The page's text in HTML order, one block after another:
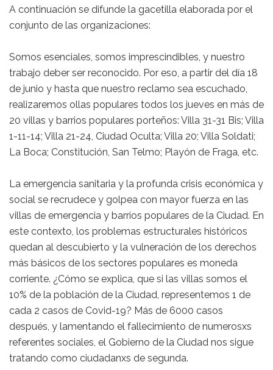
A continuación se difunde la gacetilla elaborada por el
conjunto de las organizaciones:
Somos esenciales, somos imprescindibles, y nuestro
trabajo deber ser reconocido. Por eso, a partir del día 18
de junio y hasta que nuestro reclamo sea escuchado,
realizaremos ollas populares todos los jueves en más de
20 villas y barrios populares porteños: Villa 31-31 Bis; Villa
1-11-14; Villa 21-24, Ciudad Oculta; Villa 20; Villa Soldati;
La Boca; Constitución, San Telmo; Playón de Fraga, etc.
La emergencia sanitaria y la profunda crisis económica y
social se recrudece y golpea con mayor fuerza en las
villas de emergencia y barrios populares de la Ciudad. En
este contexto, los problemas estructurales históricos
quedan al descubierto y la vulneración de los derechos
más básicos de los sectores populares es moneda
corriente. ¿Cómo se explica, que si las villas somos el
10% de la población de la Ciudad, representemos 1 de
cada 2 casos de Covid-19? Más de 6000 casos
después, y lamentando el fallecimiento de numerosxs
referentes sociales, el Gobierno de la Ciudad nos sigue
tratando como ciudadanxs de segunda.